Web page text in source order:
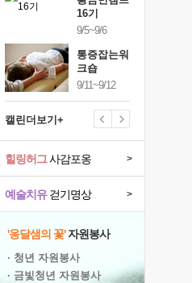
16기
9/5~9/6
통증잡는워
크숍
9/11~9/12
캘린더보기+
예술치유걷기명상 >
힐링허그사감포옹 >
'옹달샘의 꽃'자원봉사
· 청년 자원봉사
· 금빛청년 자원봉사